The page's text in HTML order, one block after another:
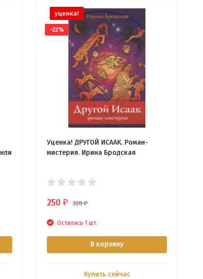
уценка!
-22%
Уценка! ДРУГОЙ ИСААК. Роман-
мистерия. Ирина Бродская
250 ₽ 320₽
Осталась 1 шт.
В корзину
Купить сейчас